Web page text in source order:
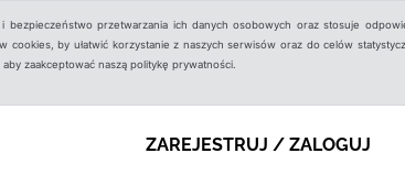
przetwarzania ich danych osobowych oraz stosuje
by ułatwić korzystanie z naszych serwisów oraz do celów
zaakceptować naszą politykę prywatności.
ZAREJESTRUJ / ZALOGUJ